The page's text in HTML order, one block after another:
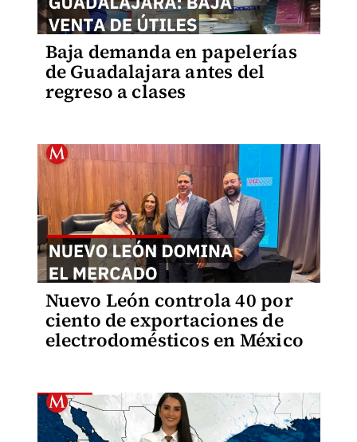
Baja demanda en papelerías
de Guadalajara antes del
regreso a clases
Nuevo León controla 40 por
ciento de exportaciones de
electrodomésticos en México